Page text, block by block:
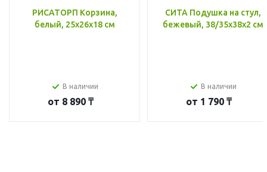
РИСАТОРП Корзина,
белый, 25x26x18 см
В наличии
от 8 890 ₸
СИТА Подушка на стул,
бежевый, 38/35x38x2 см
В наличии
от 1 790 ₸